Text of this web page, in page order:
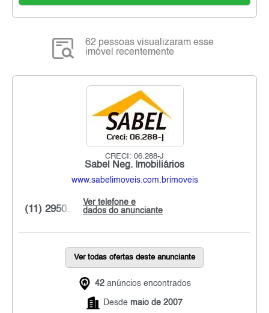
62 pessoas visualizaram esse
imóvel recentemente
CRECI: 06.288-J
Sabel Neg. Imobiliários
www.sabelimoveis.com.brimoveis
Ver telefone e
dados do anunciante
(11) 2950...
Ver todas ofertas deste anunciante
42 anúncios encontrados
Desde maio de 2007